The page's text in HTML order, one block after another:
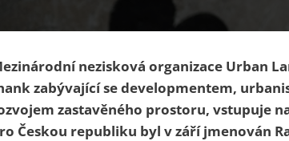
nezisková organizace Urban
zabývající se developmentem,
zastavěného prostoru, vstupuje
Českou republiku byl v září jmenován